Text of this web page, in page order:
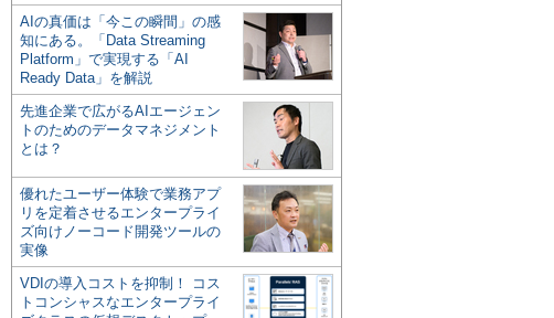
AIの真価は「今この瞬間」の感
知にある。「Data Streaming
Platform」で実現する「AI
Ready Data」を解説
先進企業で広がるAIエージェン
トのためのデータマネジメント
とは？
優れたユーザー体験で業務アプ
リを定着させるエンタープライ
ズ向けノーコード開発ツールの
実像
VDIの導入コストを抑制！ コス
トコンシャスなエンタープライ